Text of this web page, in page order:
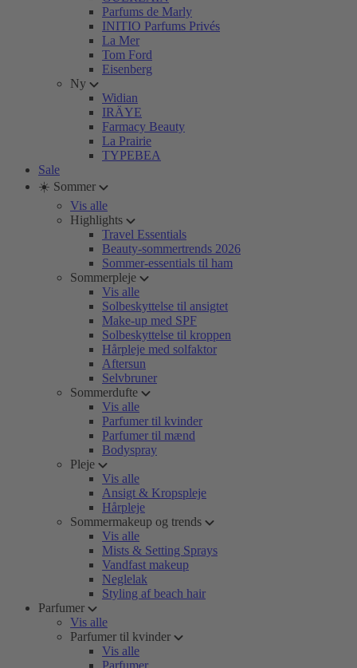
Parfums de Marly
INITIO Parfums Privés
La Mer
Tom Ford
Eisenberg
Ny
Widian
IRÄYE
Farmacy Beauty
La Prairie
TYPEBEA
Sale
☀️ Sommer
Vis alle
Highlights
Travel Essentials
Beauty-sommertrends 2026
Sommer-essentials til ham
Sommerpleje
Vis alle
Solbeskyttelse til ansigtet
Make-up med SPF
Solbeskyttelse til kroppen
Hårpleje med solfaktor
Aftersun
Selvbruner
Sommerdufte
Vis alle
Parfumer til kvinder
Parfumer til mænd
Bodyspray
Pleje
Vis alle
Ansigt & Kropspleje
Hårpleje
Sommermakeup og trends
Vis alle
Mists & Setting Sprays
Vandfast makeup
Neglelak
Styling af beach hair
Parfumer
Vis alle
Parfumer til kvinder
Vis alle
Parfumer